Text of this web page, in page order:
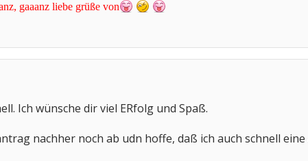
gaaanz liebe grüße von
Ich wünsche dir viel ERfolg und Spaß.
nachher noch ab udn hoffe, daß ich auch schnell